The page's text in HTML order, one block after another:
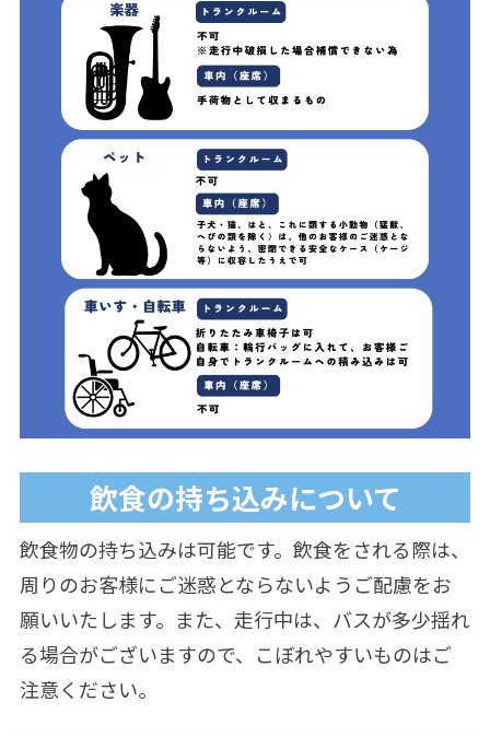
飲食の持ち込みについて
飲食物の持ち込みは可能です。飲食をされる際は、
周りのお客様にご迷惑とならないようご配慮をお
願いいたします。また、走行中は、バスが多少揺れ
る場合がございますので、こぼれやすいものはご
注意ください。